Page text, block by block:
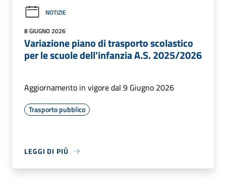
NOTIZIE
8 GIUGNO 2026
Variazione piano di trasporto scolastico
per le scuole dell'infanzia A.S. 2025/2026
Aggiornamento in vigore dal 9 Giugno 2026
Trasporto pubblico
LEGGI DI PIÙ